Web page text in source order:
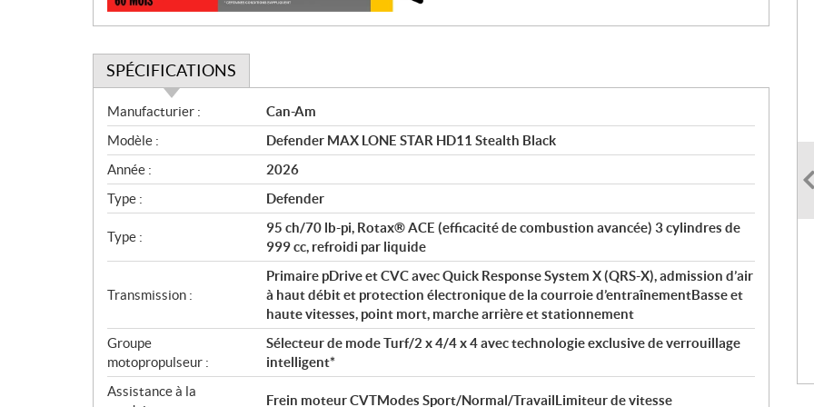
SPÉCIFICATIONS
S
p
é
c
i
f
i
t
o
n
s
Manufacturier :
Can-Am
Modèle :
Defender MAX LONE STAR HD11 Stealth Black
Année :
2026
Type :
Defender
Type :
95 ch/70 lb-pi, Rotax® ACE (efficacité de combustion avancée) 3 cylindres de
999 cc, refroidi par liquide
Transmission :
Primaire pDrive et CVC avec Quick Response System X (QRS-X), admission d’air
à haut débit et protection électronique de la courroie d’entraînementBasse et
haute vitesses, point mort, marche arrière et stationnement
Groupe
motopropulseur :
Sélecteur de mode Turf/2 x 4/4 x 4 avec technologie exclusive de verrouillage
intelligent*
Assistance à la
Frein moteur CVTModes Sport/Normal/TravailLimiteur de vitesse